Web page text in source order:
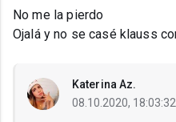
No me la pierdo
Ojalá y no se casé klauss
Katerina Az.
08.10.2020, 18:03:32